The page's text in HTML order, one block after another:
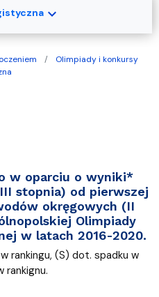
Olimpiady i konkursy
w oparciu o wyniki*
stopnia) od pierwszej
okręgowych (II
Olimpiady
w latach 2016-2020.
rankingu, (S) dot. spadku w
rankignu.
expand_more